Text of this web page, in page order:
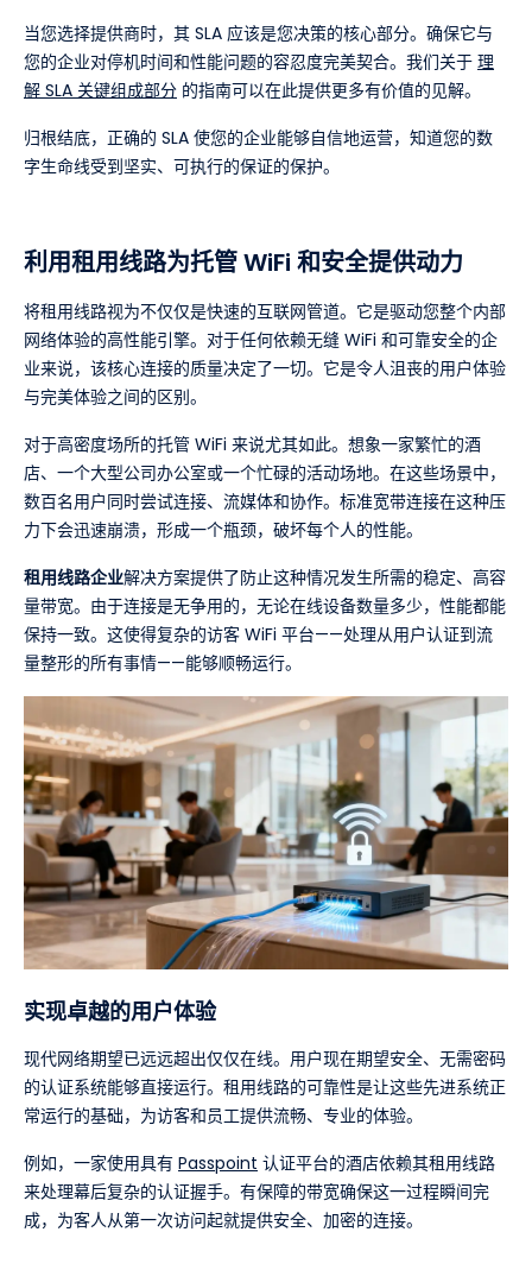
当您选择提供商时，其 SLA 应该是您决策的核心部分。确保它与
您的企业对停机时间和性能问题的容忍度完美契合。我们关于 理
解 SLA 关键组成部分 的指南可以在此提供更多有价值的见解。
归根结底，正确的 SLA 使您的企业能够自信地运营，知道您的数
字生命线受到坚实、可执行的保证的保护。
利用租用线路为托管 WiFi 和安全提供动力
将租用线路视为不仅仅是快速的互联网管道。它是驱动您整个内部
网络体验的高性能引擎。对于任何依赖无缝 WiFi 和可靠安全的企
业来说，该核心连接的质量决定了一切。它是令人沮丧的用户体验
与完美体验之间的区别。
对于高密度场所的托管 WiFi 来说尤其如此。想象一家繁忙的酒
店、一个大型公司办公室或一个忙碌的活动场地。在这些场景中，
数百名用户同时尝试连接、流媒体和协作。标准宽带连接在这种压
力下会迅速崩溃，形成一个瓶颈，破坏每个人的性能。
租用线路企业解决方案提供了防止这种情况发生所需的稳定、高容
量带宽。由于连接是无争用的，无论在线设备数量多少，性能都能
保持一致。这使得复杂的访客 WiFi 平台——处理从用户认证到流
量整形的所有事情——能够顺畅运行。
实现卓越的用户体验
现代网络期望已远远超出仅仅在线。用户现在期望安全、无需密码
的认证系统能够直接运行。租用线路的可靠性是让这些先进系统正
常运行的基础，为访客和员工提供流畅、专业的体验。
例如，一家使用具有 Passpoint 认证平台的酒店依赖其租用线路
来处理幕后复杂的认证握手。有保障的带宽确保这一过程瞬间完
成，为客人从第一次访问起就提供安全、加密的连接。